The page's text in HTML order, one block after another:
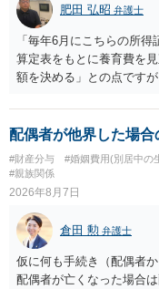
肥田 弘昭 弁護士
「毎年6月にこちらの所
算定表をもとに養育費を
額を決める」との点です
来なかった事情の変更に
に勤務先」が含まれてい
行く事になり、上記のよ
来るかと思うのですが違
います。養育費は事情の
配偶者が他界した場合
#財産分与 #婚姻費用(別居中の
#親族関係
2026年8月7日
倉田 勲 弁護士
仮に何も手続き（配偶者
配偶者が亡くなった場合